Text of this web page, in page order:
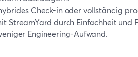
Check-in oder vollständig
StreamYard durch Einfachheit
Engineering-Aufwand.